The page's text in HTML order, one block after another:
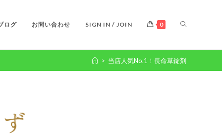
ログ お問い合わせ SIGN IN / JOIN 0
> 当店人気No.1！長命草錠剤